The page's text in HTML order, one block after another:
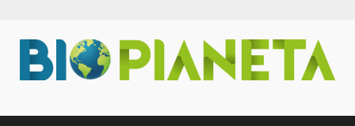
Inhalt
springen